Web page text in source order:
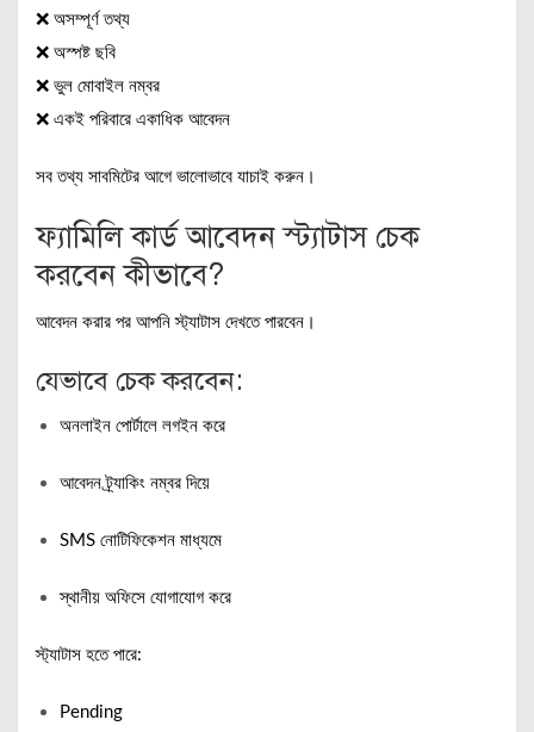
❌ অসম্পূর্ণ তথ্য
❌ অস্পষ্ট ছবি
❌ ভুল মোবাইল নম্বর
❌ একই পরিবারে একাধিক আবেদন
সব তথ্য সাবমিটের আগে ভালোভাবে যাচাই করুন।
ফ্যামিলি কার্ড আবেদন স্ট্যাটাস চেক
করবেন কীভাবে?
আবেদন করার পর আপনি স্ট্যাটাস দেখতে পারবেন।
যেভাবে চেক করবেন:
অনলাইন পোর্টালে লগইন করে
আবেদন ট্র্যাকিং নম্বর দিয়ে
SMS নোটিফিকেশন মাধ্যমে
স্থানীয় অফিসে যোগাযোগ করে
স্ট্যাটাস হতে পারে:
Pending